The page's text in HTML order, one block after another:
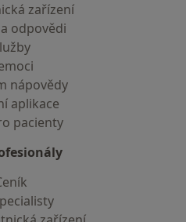
zařízení
odpovědi
nápovědy
aplikace
pacienty